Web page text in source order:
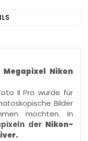
Megapixel Nikon
II Pro wurde für
Bilder
möchten. In
der Nikon-